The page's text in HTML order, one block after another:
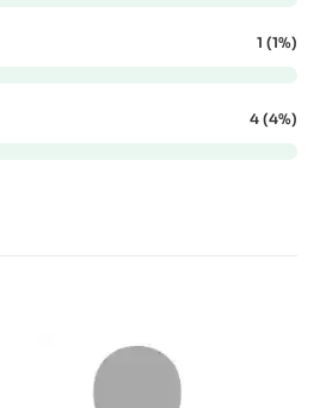
1 (1%)
4 (4%)